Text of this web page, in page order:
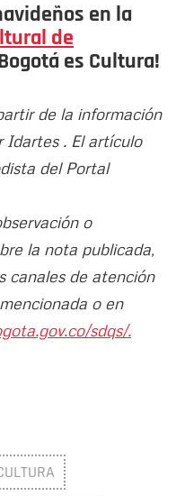
en la
de
es Cultura!
de la información
Idartes . El artículo
del Portal
o
la nota publicada,
canales de atención
o en
sdqs/.